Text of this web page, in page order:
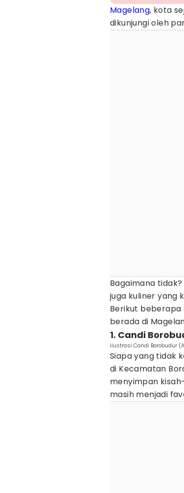
Magelang, kota
dikunjungi oleh
Bagaimana
juga kuliner yang
Berikut beberapa
berada di
1. Candi
ilustrasi Candi Borobudur
Siapa yang tidak
di Kecamatan
menyimpan
masih menjadi